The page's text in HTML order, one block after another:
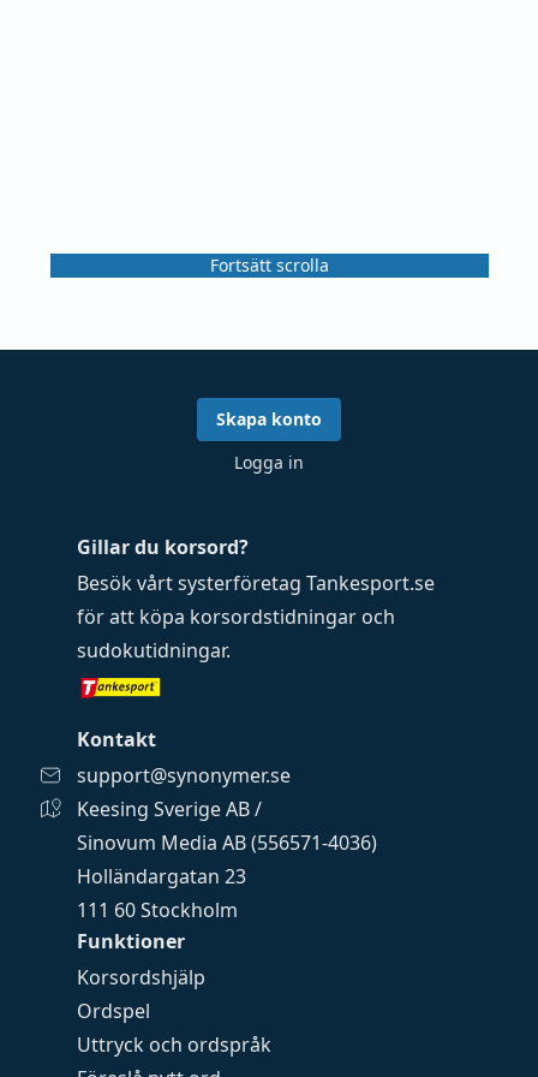
Fortsätt scrolla
Funktioner
Korsordshjälp
Ordspel
Uttryck och ordspråk
Gillar du korsord?
Besök vårt systerföretag Tankesport.se
för att köpa korsordstidningar och
sudokutidningar.
Kontakt
support@synonymer.se
Keesing Sverige AB /
Sinovum Media AB (556571-4036)
Holländargatan 23
111 60 Stockholm
Skapa konto
Logga in